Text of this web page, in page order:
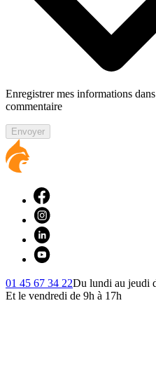
Enregistrer mes informations
commentaire
Envoyer
01 45 67 34 22Du lundi au jeudi
Et le vendredi de 9h à 17h